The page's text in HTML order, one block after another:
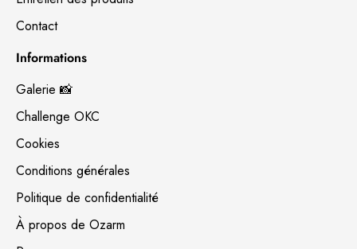
Contact
Informations
Galerie 📸
Challenge OKC
Cookies
Conditions générales
Politique de confidentialité
À propos de Ozarm